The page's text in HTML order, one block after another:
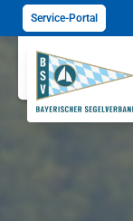
Service-Portal